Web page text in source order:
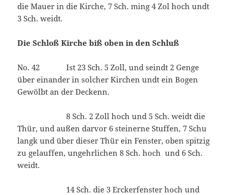
die Mauer in die Kirche, 7 Sch. ming 4 Zol hoch undt
3 Sch. weidt.
Die Schloß Kirche biß oben in den Schluß
No. 42 Ist 23 Sch. 5 Zoll, und seindt 2 Genge
über einander in solcher Kirchen undt ein Bogen
Gewölbt an der Deckenn.
8 Sch. 2 Zoll hoch und 5 Sch. weidt die
Thür, und außen darvor 6 steinerne Stuffen, 7 Schu
langk und über dieser Thür ein Fenster, oben spitzig
zu gelauffen, ungehrlichen 8 Sch. hoch und 6 Sch.
weidt.
14 Sch. die 3 Erckerfenster hoch und